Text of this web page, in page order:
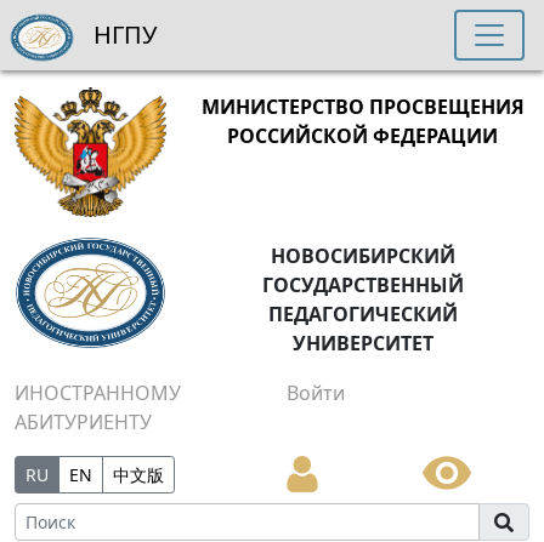
МИНИСТЕРСТВО ПРОСВЕЩЕНИЯ
РОССИЙСКОЙ ФЕДЕРАЦИИ
НОВОСИБИРСКИЙ
ГОСУДАРСТВЕННЫЙ
ПЕДАГОГИЧЕСКИЙ
УНИВЕРСИТЕТ
ИНОСТРАННОМУ
АБИТУРИЕНТУ
Войти
RU EN 中文版
НГПУ